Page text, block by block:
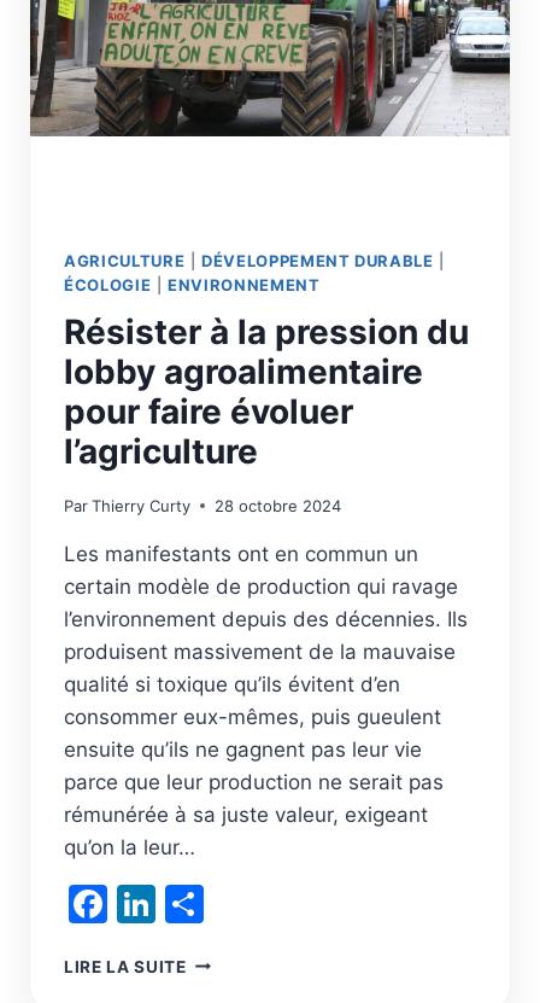
AGRICULTURE |DÉVELOPPEMENT DURABLE
ÉCOLOGIE |ENVIRONNEMENT
Résister à la pression du
lobby agroalimentaire
pour faire évoluer
l’agriculture
ParThierry Curty 28 octobre 2024
Les manifestants ont en commun un
certain modèle de production qui ravage
l’environnement depuis des décennies. Ils
produisent massivement de la mauvaise
qualité si toxique qu’ils évitent d’en
consommer eux-mêmes, puis gueulent
ensuite qu’ils ne gagnent pas leur vie
parce que leur production ne serait pas
rémunérée à sa juste valeur, exigeant
qu’on la leur…
Facebook
LinkedIn
LIRE LA SUITERÉSISTER